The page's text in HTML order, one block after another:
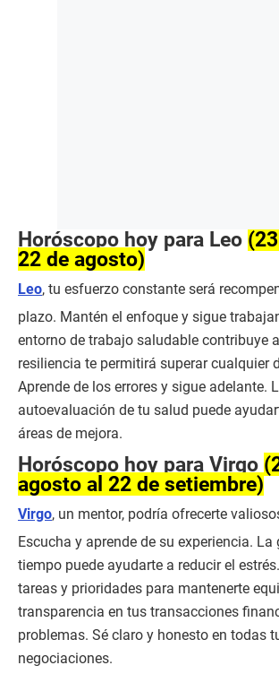
Horóscopo hoy para Leo
22 de agosto)
Leo, tu esfuerzo constante será
plazo. Mantén el enfoque y sigue
entorno de trabajo saludable contribuye
resiliencia te permitirá superar cualquier
Aprende de los errores y sigue adelante.
autoevaluación de tu salud puede
áreas de mejora.
Horóscopo hoy para Virgo
agosto al 22 de setiembre)
Virgo, un mentor, podría ofrecerte
Escucha y aprende de su experiencia. La
tiempo puede ayudarte a reducir el
tareas y prioridades para mantenerte
transparencia en tus transacciones
problemas. Sé claro y honesto en todas
negociaciones.